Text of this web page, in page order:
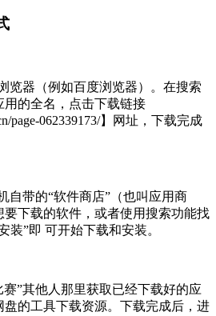
览器（例如百度浏览器）。在搜索
的全名，点击下载链接
page-062339173/】网址，下载完成
自带的“软件商店”（也叫应用商
要下载的软件，或者使用搜索功能找
装”即 可开始下载和安装。
”其他人那里获取已经下载好的应
盘的工具下载资源。下载完成后，进